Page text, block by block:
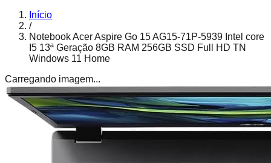
Início
/
Notebook Acer Aspire Go 15 AG15-71P-5939 Intel core
I5 13ª Geração 8GB RAM 256GB SSD Full HD TN
Windows 11 Home
Carregando imagem...